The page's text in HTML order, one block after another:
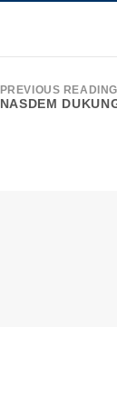
PREVIOUS READING
NASDEM